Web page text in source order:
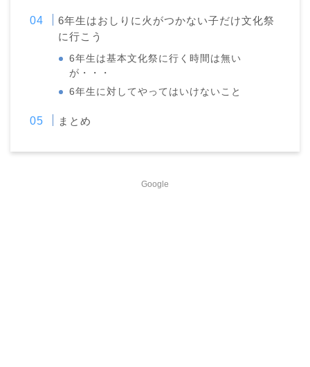
6年生はおしりに火がつかない子だけ文化祭
に行こう
6年生は基本文化祭に行く時間は無い
が・・・
6年生に対してやってはいけないこと
まとめ
Google